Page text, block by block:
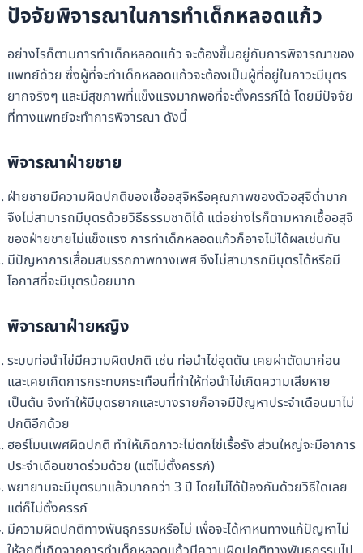
ปัจจัยพิจารณาในการทำเด็กหลอดแก้ว
อย่างไรก็ตามการทำเด็กหลอดแก้ว จะต้องขึ้นอยู่กับการพิจารณาของ
แพทย์ด้วย ซึ่งผู้ที่จะทำเด็กหลอดแก้วจะต้องเป็นผู้ที่อยู่ในภาวะมีบุตร
ยากจริงๆ และมีสุขภาพที่แข็งแรงมากพอที่จะตั้งครรภ์ได้ โดยมีปัจจัย
ที่ทางแพทย์จะทำการพิจารณา ดังนี้
พิจารณาฝ่ายชาย
ฝ่ายชายมีความผิดปกติของเชื้ออสุจิหรือคุณภาพของตัวอสุจิต่ำมาก
จึงไม่สามารถมีบุตรด้วยวิธีธรรมชาติได้ แต่อย่างไรก็ตามหากเชื้ออสุจิ
ของฝ่ายชายไม่แข็งแรง การทำเด็กหลอดแก้วก็อาจไม่ได้ผลเช่นกัน
มีปัญหาการเสื่อมสมรรถภาพทางเพศ จึงไม่สามารถมีบุตรได้หรือมี
โอกาสที่จะมีบุตรน้อยมาก
พิจารณาฝ่ายหญิง
ระบบท่อนำไข่มีความผิดปกติ เช่น ท่อนำไข่อุดตัน เคยผ่าตัดมาก่อน
และเคยเกิดการกระทบกระเทือนที่ทำให้ท่อนำไข่เกิดความเสียหาย
เป็นต้น จึงทำให้มีบุตรยากและบางรายก็อาจมีปัญหาประจำเดือนมาไม่
ปกติอีกด้วย
ฮอร์โมนเพศผิดปกติ ทำให้เกิดภาวะไม่ตกไข่เรื้อรัง ส่วนใหญ่จะมีอาการ
ประจำเดือนขาดร่วมด้วย (แต่ไม่ตั้งครรภ์)
พยายามจะมีบุตรมาแล้วมากกว่า 3 ปี โดยไม่ได้ป้องกันด้วยวิธีใดเลย
แต่ก็ไม่ตั้งครรภ์
มีความผิดปกติทางพันธุกรรมหรือไม่ เพื่อจะได้หาหนทางแก้ปัญหาไม่